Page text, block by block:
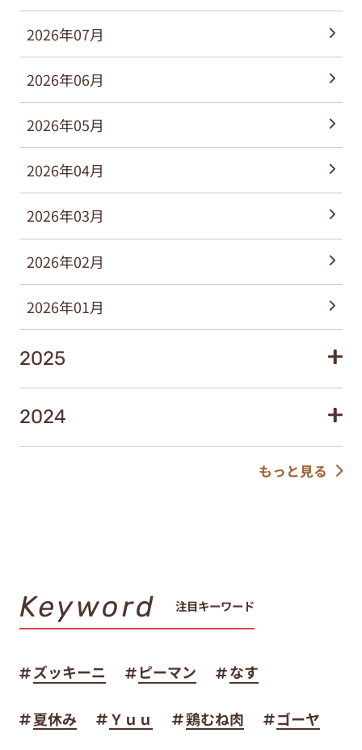
2026年07月
2026年06月
2026年05月
2026年04月
2026年03月
2026年02月
2026年01月
2025
2024
もっと見る
Keyword 注目キーワード
ズッキーニ ピーマン なす
夏休み Ｙｕｕ 鶏むね肉 ゴーヤ